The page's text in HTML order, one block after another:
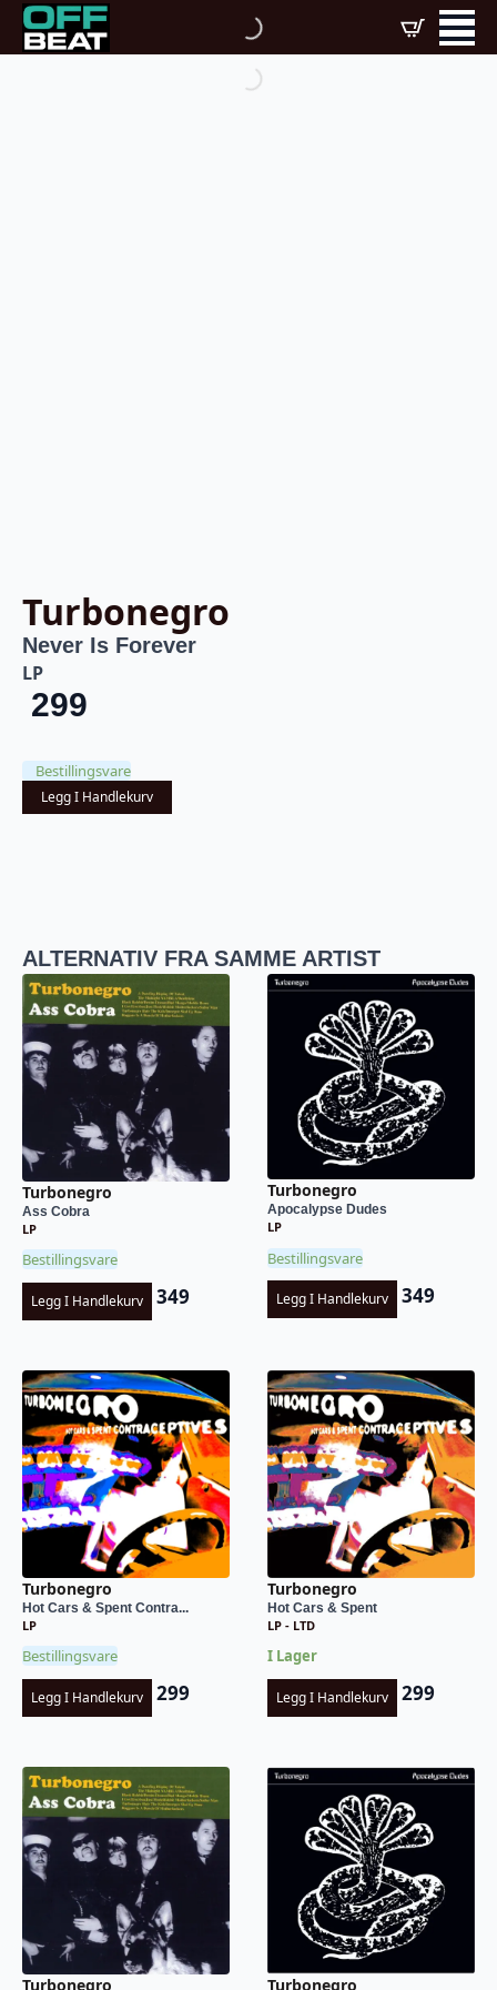
Turbonegro
Never Is Forever
LP
299
Bestillingsvare
Legg I Handlekurv
ALTERNATIV FRA SAMME ARTIST
Turbonegro
Ass Cobra
LP
Bestillingsvare
Legg I Handlekurv 349
Turbonegro
Apocalypse Dudes
LP
Bestillingsvare
Legg I Handlekurv 349
Turbonegro
Hot Cars & Spent Contra...
LP
Bestillingsvare
Legg I Handlekurv 299
Turbonegro
Hot Cars & Spent
LP - LTD
I Lager
Legg I Handlekurv 299
Turbonegro Turbonegro